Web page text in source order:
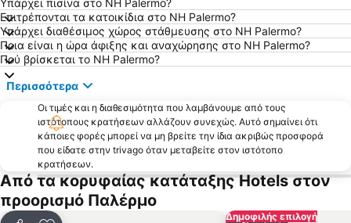
Υπάρχει πισίνα στο NH Palermo?
Επιτρέπονται τα κατοικίδια στο NH Palermo?
Υπάρχει διαθέσιμος χώρος στάθμευσης στο NH Palermo?
Ποια είναι η ώρα άφιξης και αναχώρησης στο NH Palermo?
Πού βρίσκεται το NH Palermo?
Περισσότερα
Οι τιμές και η διαθεσιμότητα που λαμβάνουμε από τους
ιστότοπους κρατήσεων αλλάζουν συνεχώς. Αυτό σημαίνει ότι
κάποιες φορές μπορεί να μη βρείτε την ίδια ακριβώς προσφορά
που είδατε στην trivago όταν μεταβείτε στον ιστότοπο
κρατήσεων.
Από τα κορυφαίας κατάταξης Hotels στον
προορισμό Παλέρμο
Δημοφιλής επιλογή